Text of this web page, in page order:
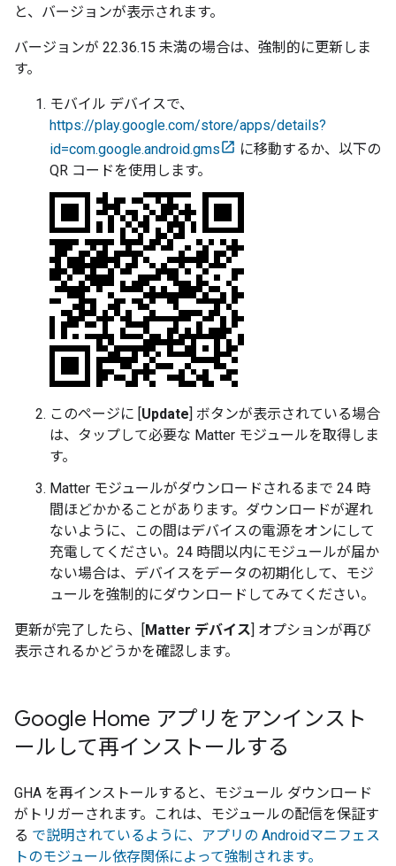
と、バージョンが表示されます。
バージョンが 22.36.15 未満の場合は、強制的に更新しま
す。
モバイル デバイスで、
https://play.google.com/store/apps/details?
id=com.google.android.gms
に移動するか、以下の
QR コードを使用します。
このページに [Update] ボタンが表示されている場合
は、タップして必要な Matter モジュールを取得しま
す。
Matter モジュールがダウンロードされるまで 24 時
間ほどかかることがあります。ダウンロードが遅れ
ないように、この間はデバイスの電源をオンにして
充電してください。24 時間以内にモジュールが届か
ない場合は、デバイスをデータの初期化して、モジ
ュールを強制的にダウンロードしてみてください。
更新が完了したら、[Matter デバイス] オプションが再び
表示されるかどうかを確認します。
Google Home アプリをアンインスト
ールして再インストールする
GHA を再インストールすると、モジュール ダウンロード
がトリガーされます。これは、モジュールの配信を保証す
る で説明されているように、アプリの Androidマニフェス
トのモジュール依存関係によって強制されます。